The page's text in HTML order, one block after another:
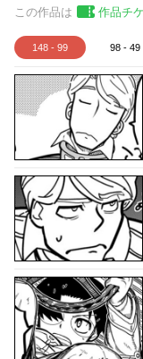
この作品は 作品チ
148 - 99 98 - 49